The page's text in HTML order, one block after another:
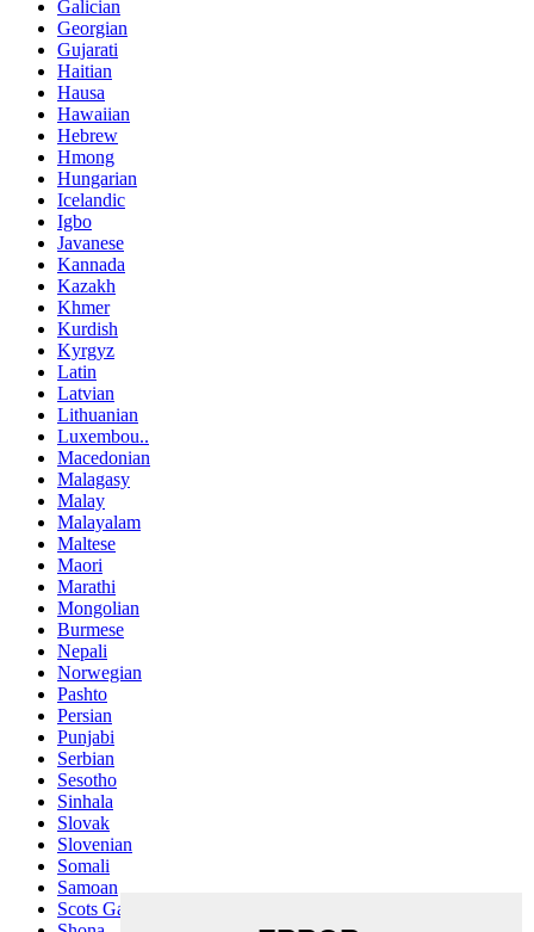
Galician
Georgian
Gujarati
Haitian
Hausa
Hawaiian
Hebrew
Hmong
Hungarian
Icelandic
Igbo
Javanese
Kannada
Kazakh
Khmer
Kurdish
Kyrgyz
Latin
Latvian
Lithuanian
Luxembou..
Macedonian
Malagasy
Malay
Malayalam
Maltese
Maori
Marathi
Mongolian
Burmese
Nepali
Norwegian
Pashto
Persian
Punjabi
Serbian
Sesotho
Sinhala
Slovak
Slovenian
Somali
Samoan
Scots Gaelic